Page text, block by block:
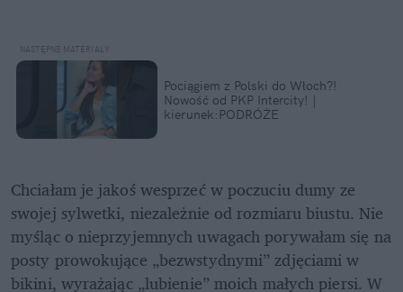
Pociągiem z Polski do Włoch?!
Nowość od PKP Intercity! |
kierunek:PODRÓŻE
Chciałam je jakoś wesprzeć w poczuciu dumy ze
swojej sylwetki, niezależnie od rozmiaru biustu. Nie
myśląc o nieprzyjemnych uwagach porywałam się na
posty prowokujące „bezwstydnymi” zdjęciami w
bikini, wyrażając „lubienie” moich małych piersi. W